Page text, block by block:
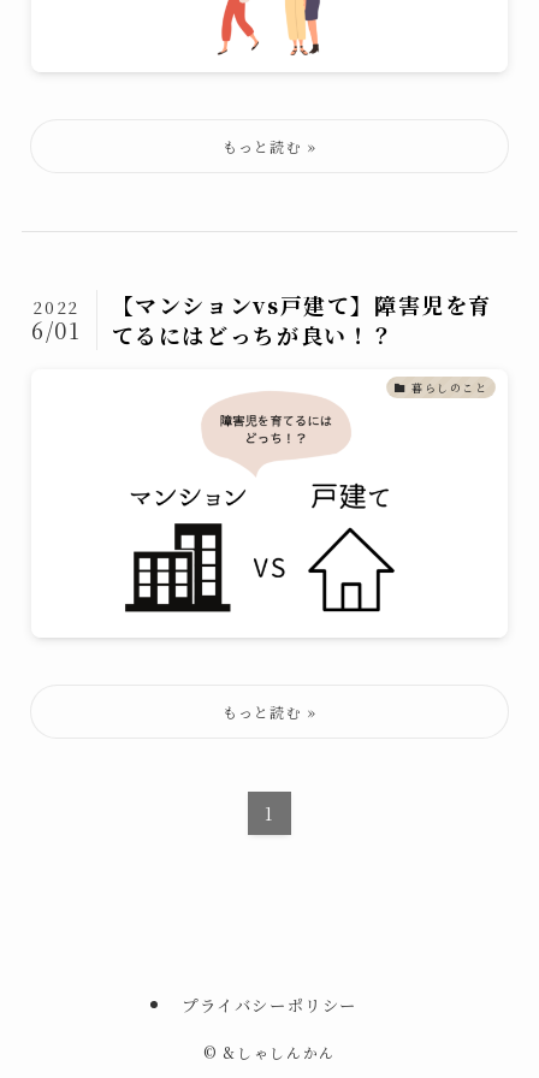
【マンションvs戸建て】障害児を育
てるにはどっちが良い！？
2022
6/01
暮らしのこと
1
プライバシーポリシー
© &しゃしんかん